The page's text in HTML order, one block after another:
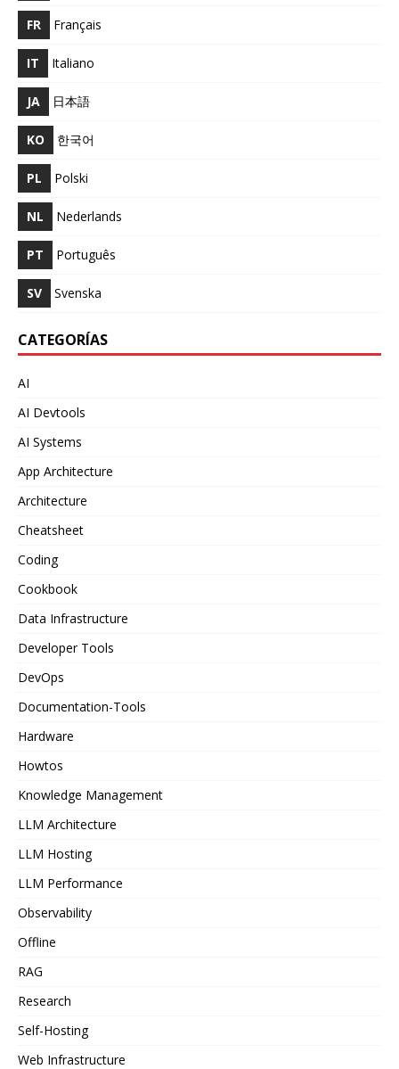
FR Français
IT Italiano
JA 日本語
KO 한국어
PL Polski
NL Nederlands
PT Português
SV Svenska
CATEGORÍAS
AI
AI Devtools
AI Systems
App Architecture
Architecture
Cheatsheet
Coding
Cookbook
Data Infrastructure
Developer Tools
DevOps
Documentation-Tools
Hardware
Howtos
Knowledge Management
LLM Architecture
LLM Hosting
LLM Performance
Observability
Offline
RAG
Research
Self-Hosting
Web Infrastructure